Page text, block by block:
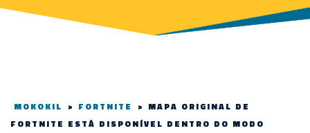
MOKOKIL > FORTNITE > MAPA ORIGINAL DE
FORTNITE ESTÁ DISPONÍVEL DENTRO DO MODO